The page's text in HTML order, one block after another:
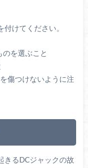
けてください。
を選ぶこと
傷つけないように注
きるDCジャックの故